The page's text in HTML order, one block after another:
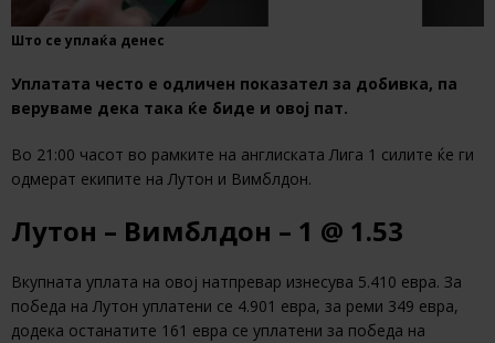
Што се уплаќа денес
Уплатата често е одличен показател за добивка, па
веруваме дека така ќе биде и овој пат.
Во 21:00 часот во рамките на англиската Лига 1 силите ќе ги
одмерат екипите на Лутон и Вимблдон.
Лутон – Вимблдон – 1 @ 1.53
Вкупната уплата на овој натпревар изнесува 5.410 евра. За
победа на Лутон уплатени се 4.901 евра, за реми 349 евра,
додека останатите 161 евра се уплатени за победа на